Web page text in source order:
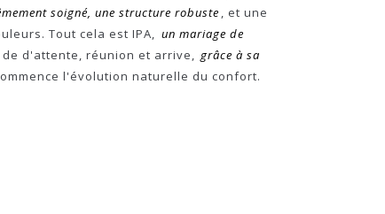
soigné, une structure robuste , et une
Tout cela est IPA, un mariage de
d'attente, réunion et arrive, grâce à sa
l'évolution naturelle du confort.